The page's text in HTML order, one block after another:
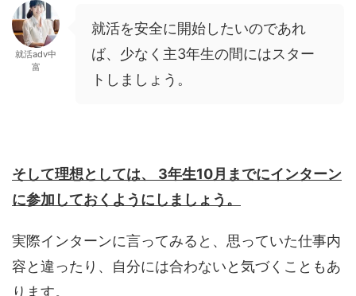
就活adv中
富
就活を安全に開始したいのであれ
ば、少なく主3年生の間にはスター
トしましょう。
そして理想としては、 3年生10月までにインターン
に参加しておくようにしましょう。
実際インターンに言ってみると、思っていた仕事内
容と違ったり、自分には合わないと気づくこともあ
ります。